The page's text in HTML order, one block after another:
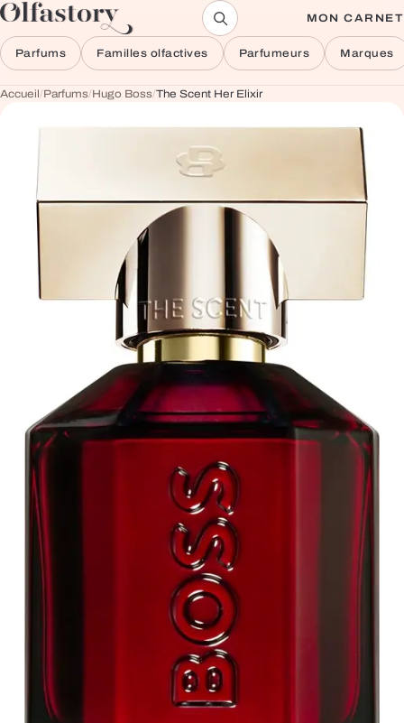
Aller au contenu MON CARNET
Parfums Familles olfactives Parfumeurs Marques
Accueil/Parfums/Hugo Boss/The Scent Her Elixir